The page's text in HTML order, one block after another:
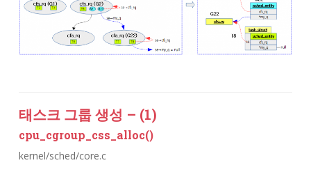
태스크 그룹 생성 – (1)
cpu_cgroup_css_alloc()
kernel/sched/core.c